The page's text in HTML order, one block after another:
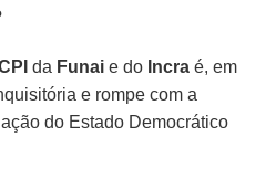
da Funai e do Incra é, em
e rompe com a
do Estado Democrático